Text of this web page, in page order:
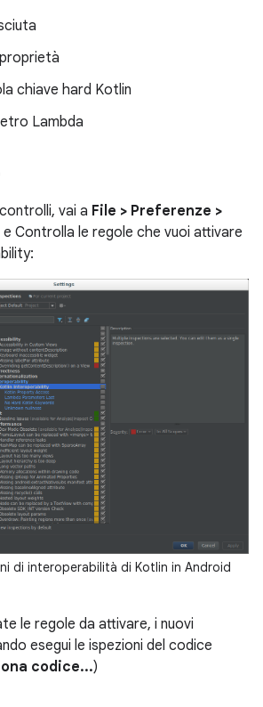
chiave hard Kotlin
Lambda
vai a File > Preferenze >
e Controlla le regole che vuoi attivare
di interoperabilità di Kotlin in Android
le regole da attivare, i nuovi
esegui le ispezioni del codice
codice...)